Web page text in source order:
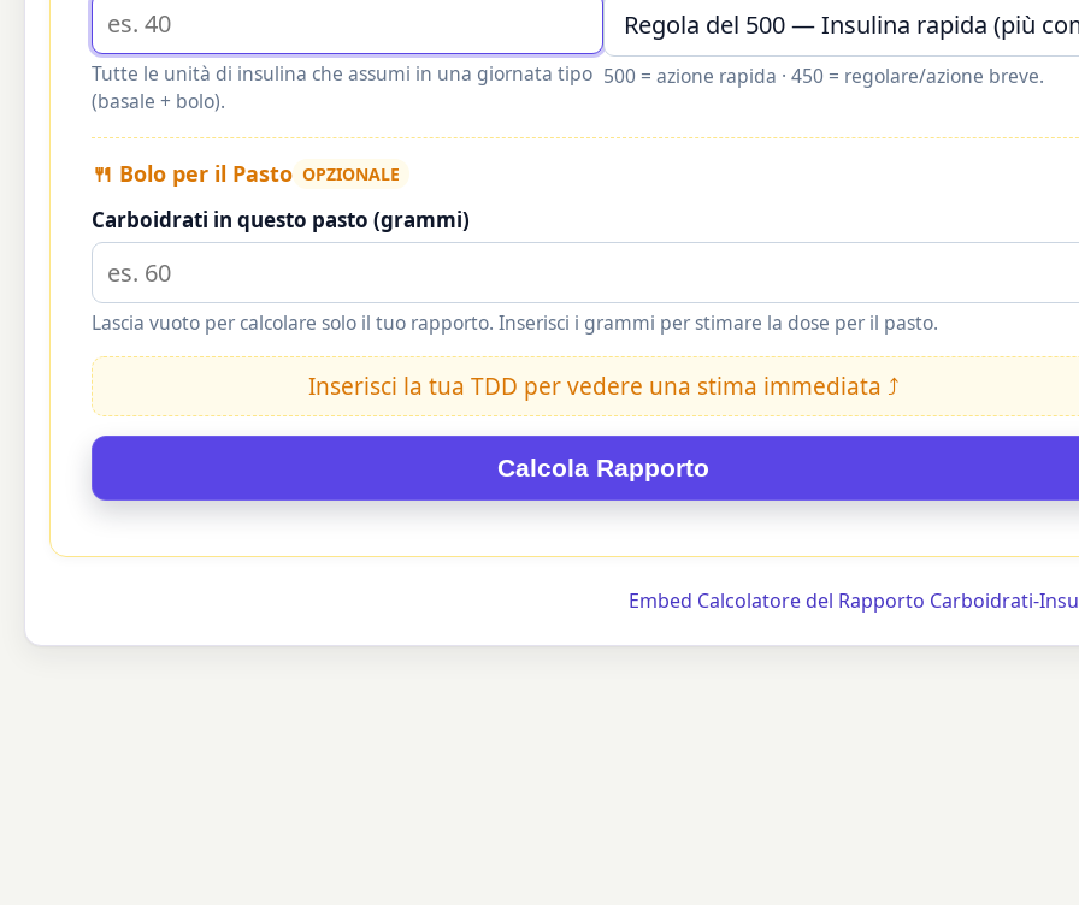
Tutte le unità di insulina che assumi in una giornata tipo
(basale + bolo).
500 = azione rapida · 450 = regolare/azione breve.
🍴 Bolo per il Pasto OPZIONALE
Carboidrati in questo pasto (grammi)
Lascia vuoto per calcolare solo il tuo rapporto. Inserisci i grammi per stimare la dose per il pasto.
Inserisci la tua TDD per vedere una stima immediata ⤴
Calcola Rapporto
Embed Calcolatore del Rapporto Carboidrati-